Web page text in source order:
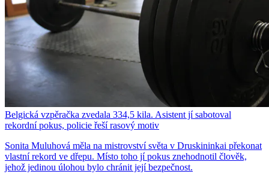
Belgická vzpěračka zvedala 334,5 kila. Asistent jí sabotoval
rekordní pokus, policie řeší rasový motiv
Sonita Muluhová měla na mistrovství světa v Druskininkai překonat
vlastní rekord ve dřepu. Místo toho jí pokus znehodnotil člověk,
jehož jedinou úlohou bylo chránit její bezpečnost.